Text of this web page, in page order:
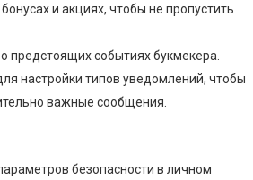
и акциях, чтобы не пропустить
предстоящих событиях букмекера.
настройки типов уведомлений, чтобы
важные сообщения.
безопасности в личном